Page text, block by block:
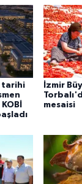
tarihi
İzmir
mesaisi